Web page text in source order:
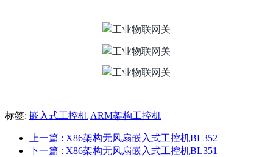
标签: 嵌入式工控机 ARM架构工控机
上一篇 : X86架构无风扇嵌入式工控机BL352
下一篇 : X86架构无风扇嵌入式工控机BL351